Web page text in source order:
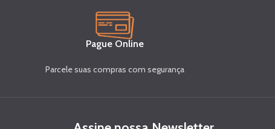
Pague Online
Parcele suas compras com segurança